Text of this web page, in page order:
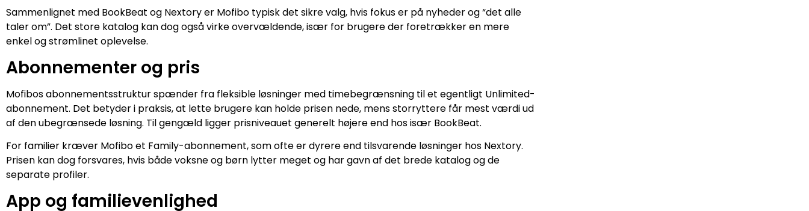
Sammenlignet med BookBeat og Nextory er Mofibo typisk det sikre valg, hvis fokus er på nyheder og “det alle
taler om”. Det store katalog kan dog også virke overvældende, især for brugere der foretrækker en mere
enkel og strømlinet oplevelse.
Abonnementer og pris
Mofibos abonnementsstruktur spænder fra fleksible løsninger med timebegrænsning til et egentligt Unlimited-
abonnement. Det betyder i praksis, at lette brugere kan holde prisen nede, mens storryttere får mest værdi ud
af den ubegrænsede løsning. Til gengæld ligger prisniveauet generelt højere end hos især BookBeat.
For familier kræver Mofibo et Family-abonnement, som ofte er dyrere end tilsvarende løsninger hos Nextory.
Prisen kan dog forsvares, hvis både voksne og børn lytter meget og har gavn af det brede katalog og de
separate profiler.
App og familievenlighed